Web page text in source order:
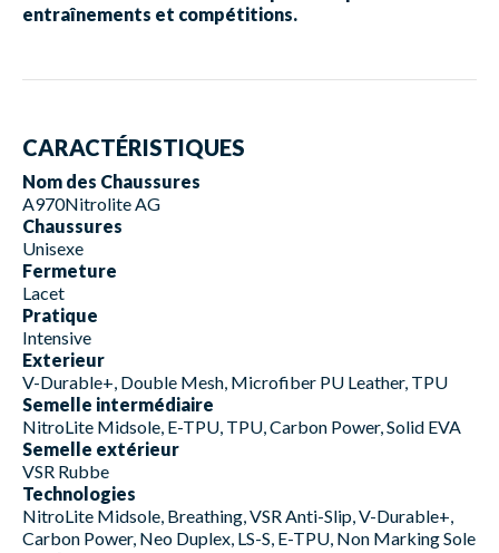
entraînements et compétitions.
CARACTÉRISTIQUES
Nom des Chaussures
A970Nitrolite AG
Chaussures
Unisexe
Fermeture
Lacet
Pratique
Intensive
Exterieur
V-Durable+, Double Mesh, Microfiber PU Leather, TPU
Semelle intermédiaire
NitroLite Midsole, E-TPU, TPU, Carbon Power, Solid EVA
Semelle extérieur
VSR Rubbe
Technologies
NitroLite Midsole, Breathing, VSR Anti-Slip, V-Durable+,
Carbon Power, Neo Duplex, LS-S, E-TPU, Non Marking Sole